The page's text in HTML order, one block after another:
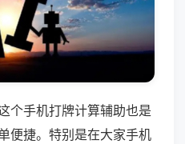
个手机打牌计算辅助也是
便捷。特别是在大家手机